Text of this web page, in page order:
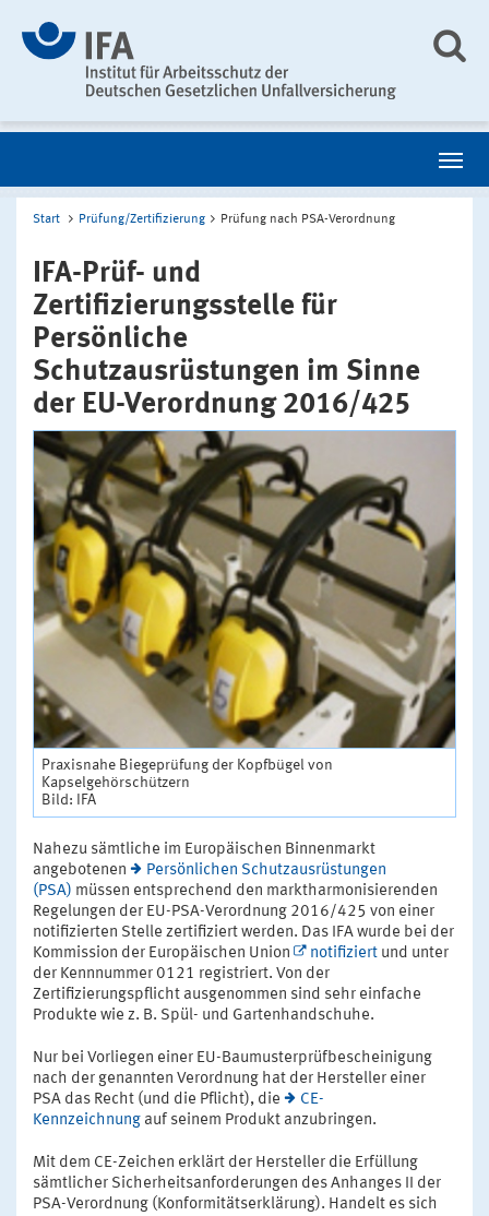
Start Prüfung/Zertifizierung Prüfung nach PSA-Verordnung
IFA-Prüf- und
Zertifizierungsstelle für
Persönliche
Schutzausrüstungen im Sinne
der EU-Verordnung 2016/425
Praxisnahe Biegeprüfung der Kopfbügel von
Kapselgehörschützern
Bild: IFA
Nahezu sämtliche im Europäischen Binnenmarkt
angebotenen
Persönlichen Schutzausrüstungen
(PSA) müssen entsprechend den marktharmonisierenden
Regelungen der EU-PSA-Verordnung 2016/425 von einer
notifizierten Stelle zertifiziert werden. Das IFA wurde bei der
Kommission der Europäischen Union
notifiziert und unter
der Kennnummer 0121 registriert. Von der
Zertifizierungspflicht ausgenommen sind sehr einfache
Produkte wie z. B. Spül- und Gartenhandschuhe.
Nur bei Vorliegen einer EU-Baumusterprüfbescheinigung
nach der genannten Verordnung hat der Hersteller einer
PSA das Recht (und die Pflicht), die
CE-
Kennzeichnung auf seinem Produkt anzubringen.
Mit dem CE-Zeichen erklärt der Hersteller die Erfüllung
sämtlicher Sicherheitsanforderungen des Anhanges II der
PSA-Verordnung (Konformitätserklärung). Handelt es sich